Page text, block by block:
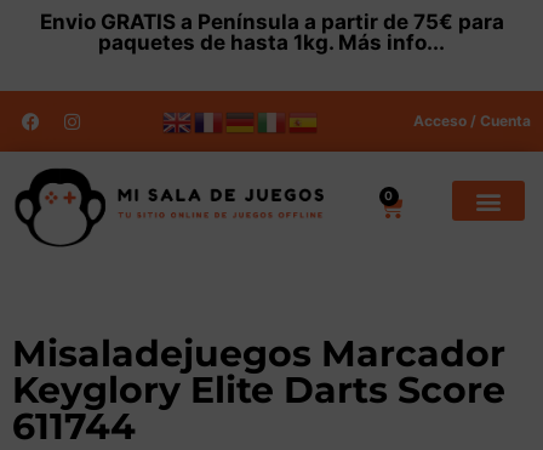
Envio GRATISa Península a partir de 75€ para
paquetes de hasta 1kg. Más info...
Acceso / Cuenta
0
Misaladejuegos Marcador
Keyglory Elite Darts Score
611744